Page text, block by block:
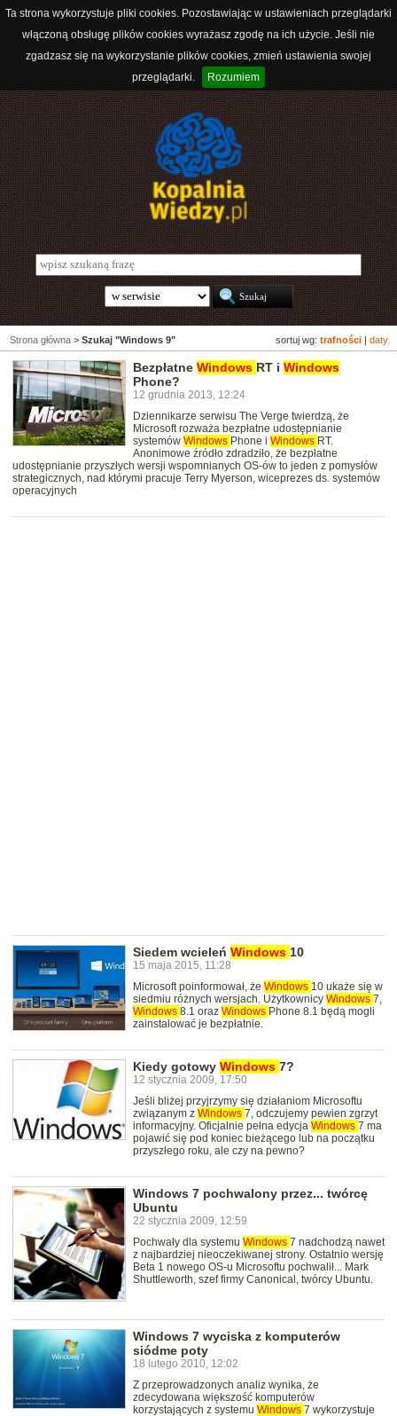
Ta strona wykorzystuje pliki cookies. Pozostawiając w ustawieniach przeglądarki
włączoną obsługę plików cookies wyrażasz zgodę na ich użycie. Jeśli nie
zgadzasz się na wykorzystanie plików cookies, zmień ustawienia swojej
przeglądarki.
Rozumiem
sortuj wg: trafności daty
Strona główna > Szukaj "Windows 9"
Bezpłatne Windows RT i Windows
Phone?
12 grudnia 2013, 12:24
Dziennikarze serwisu The Verge twierdzą, że
Microsoft rozważa bezpłatne udostępnianie
systemów Windows Phone i Windows RT.
Anonimowe źródło zdradziło, że bezpłatne
udostępnianie przyszłych wersji wspomnianych OS-ów to jeden z pomysłów
strategicznych, nad którymi pracuje Terry Myerson, wiceprezes ds. systemów
operacyjnych
Siedem wcieleń Windows 10
15 maja 2015, 11:28
Microsoft poinformował, że Windows 10 ukaże się w
siedmiu różnych wersjach. Użytkownicy Windows 7,
Windows 8.1 oraz Windows Phone 8.1 będą mogli
zainstalować je bezpłatnie.
Kiedy gotowy Windows 7?
12 stycznia 2009, 17:50
Jeśli bliżej przyjrzymy się działaniom Microsoftu
związanym z Windows 7, odczujemy pewien zgrzyt
informacyjny. Oficjalnie pełna edycja Windows 7 ma
pojawić się pod koniec bieżącego lub na początku
przyszłego roku, ale czy na pewno?
Windows 7 pochwalony przez... twórcę
Ubuntu
22 stycznia 2009, 12:59
Pochwały dla systemu Windows 7 nadchodzą nawet
z najbardziej nieoczekiwanej strony. Ostatnio wersję
Beta 1 nowego OS-u Microsoftu pochwalił... Mark
Shuttleworth, szef firmy Canonical, twórcy Ubuntu.
Windows 7 wyciska z komputerów
siódme poty
18 lutego 2010, 12:02
Z przeprowadzonych analiz wynika, że
zdecydowana większość komputerów
korzystających z systemu Windows 7 wykorzystuje